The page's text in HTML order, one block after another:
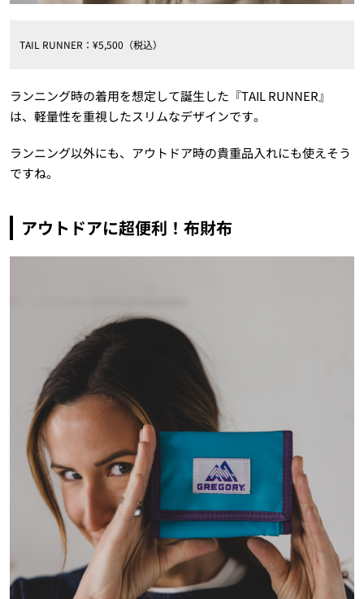
TAIL RUNNER：¥5,500（税込）
ランニング時の着用を想定して誕生した『TAIL RUNNER』
は、軽量性を重視したスリムなデザインです。
ランニング以外にも、アウトドア時の貴重品入れにも使えそう
ですね。
アウトドアに超便利！布財布